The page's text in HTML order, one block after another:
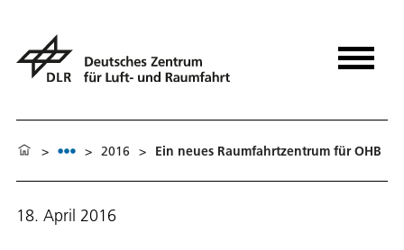
> > 2016 > Ein neues Raumfahrtzentrum für OHB
18. April 2016